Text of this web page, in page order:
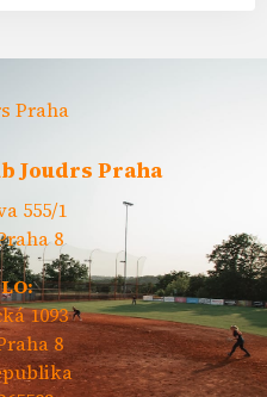
Joudrs Praha
555/1
8
1093
8